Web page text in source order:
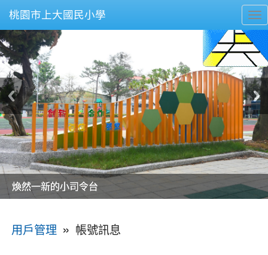
桃園市上大國民小學
美麗的操場是我們活力的來源
美麗的操場是我們活力的來源
煥然一新的小司令台
煥然一新的小司令台
富含桃園埤塘田園風光意象的中廊
富含桃園埤塘田園風光意象的中廊
嶄新的中庭廣場
嶄新的中庭廣場
水生池生生不息
水生池生生不息
用戶管理 » 帳號訊息